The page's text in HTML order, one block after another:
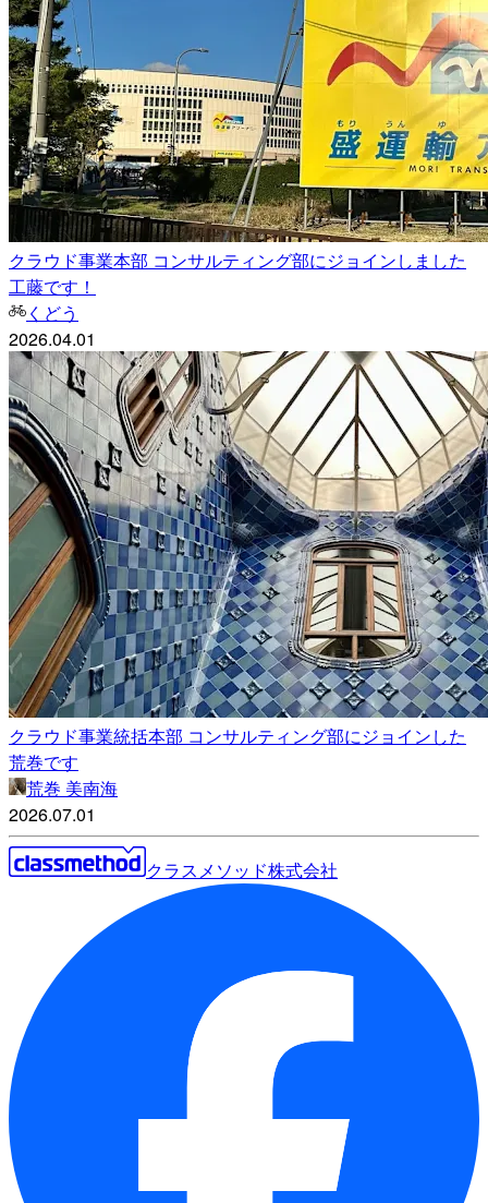
クラウド事業本部 コンサルティング部にジョインしました
工藤です！
くどう
2026.04.01
クラウド事業統括本部 コンサルティング部にジョインした
荒巻です
荒巻 美南海
2026.07.01
クラスメソッド株式会社